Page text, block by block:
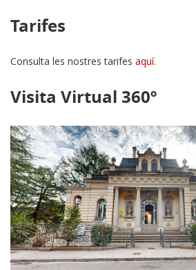
Tarifes
Consulta les nostres tarifes aquí.
Visita Virtual 360º